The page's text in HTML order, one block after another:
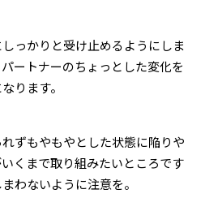
っかりと受け止めるようにしま
ートナーのちょっとした変化を
ります。
ずもやもやとした状態に陥りや
くまで取り組みたいところです
わないように注意を。